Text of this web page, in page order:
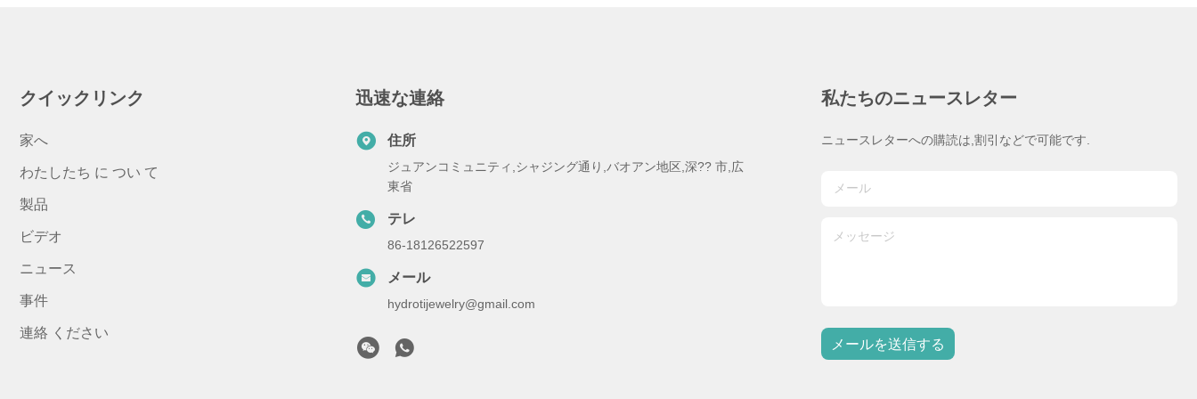
クイックリンク
家へ
わたしたち に つい て
製品
ビデオ
ニュース
事件
連絡 ください
迅速な連絡
住所
ジュアンコミュニティ,シャジング通り,バオアン地区,深?? 市,広
東省
テレ
86-18126522597
メール
hydrotijewelry@gmail.com
私たちのニュースレター
ニュースレターへの購読は,割引などで可能です.
メールを送信する